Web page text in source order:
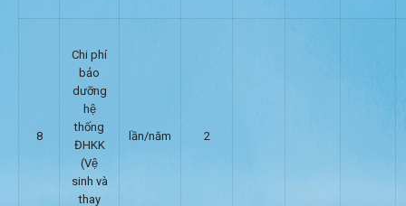
8
Chi phí
bảo
dưỡng
hệ
thống
ĐHKK
(Vệ
sinh và
thay
lần/năm
2